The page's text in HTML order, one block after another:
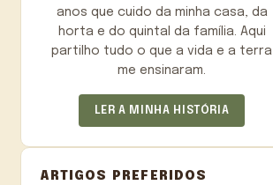
anos que cuido da minha casa, da
horta e do quintal da família. Aqui
partilho tudo o que a vida e a terra
me ensinaram.
LER A MINHA HISTÓRIA
ARTIGOS PREFERIDOS